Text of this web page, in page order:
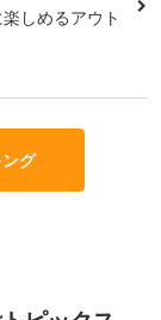
しめるアウト
グ